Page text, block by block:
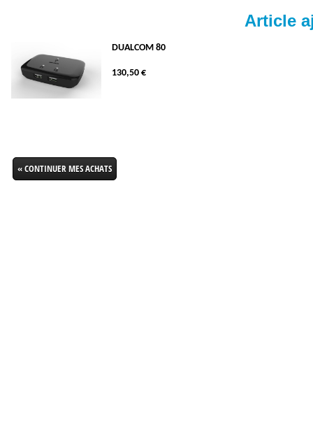
Article
DUALCOM 80
130,50 €
« CONTINUER MES ACHATS